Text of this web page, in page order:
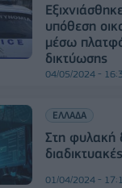
υπόθεση
μέσω
δικτύωσης
04/05/2024 -
ΕΛΛΑΔΑ
Στη φυλακή
01/04/2024 -